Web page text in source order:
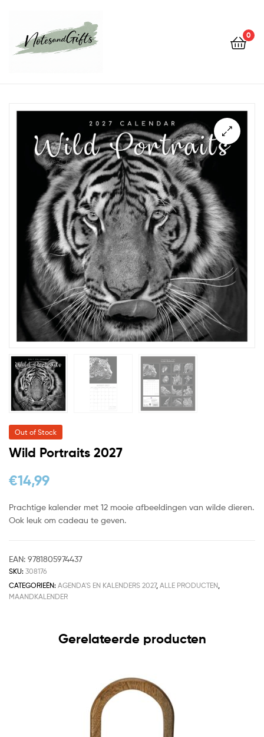
0
Out of Stock
Wild Portraits 2027
€14,99
Prachtige kalender met 12 mooie afbeeldingen van wilde dieren.
Ook leuk om cadeau te geven.
EAN: 9781805974437
SKU: 308176
CATEGORIEËN: AGENDA'S EN KALENDERS 2027, ALLE PRODUCTEN
MAANDKALENDER
Gerelateerde producten